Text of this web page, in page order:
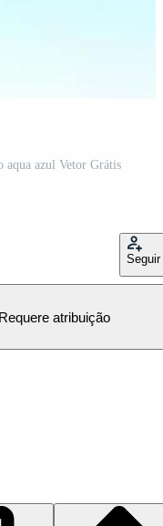
aqua azul Vetor Grátis
Seguir
Requere atribuição